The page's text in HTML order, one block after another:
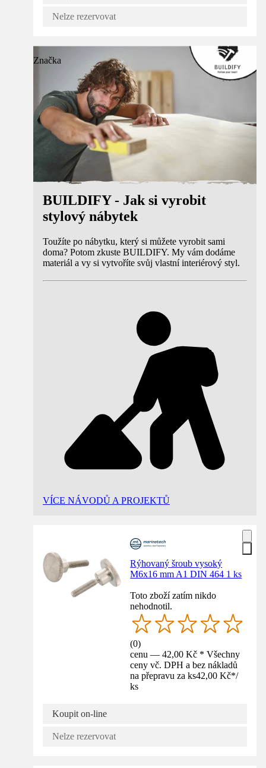
Nelze rezervovat
Značka
BUILDIFY - Jak si vyrobit
stylový nábytek
Toužíte po nábytku, který si můžete vyrobit sami
doma? Potom zkuste BUILDIFY. My vám dodáme
materiál a vy si vytvoříte svůj vlastní interiérový styl.
VÍCE NÁVODŮ A PROJEKTŮ
Rýhovaný šroub vysoký
M6x16 mm A1 DIN 464 1 ks
Toto zboží zatím nikdo
nehodnotil.
(0)
cenu — 42,00 Kč * Všechny
ceny vč. DPH a bez nákladů
na přepravu za ks42,00 Kč*/
ks
Koupit on-line
Nelze rezervovat